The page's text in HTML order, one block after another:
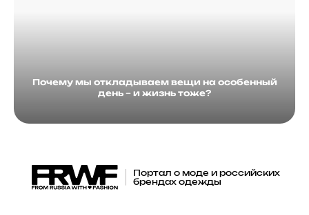
Почему мы откладываем вещи на особенный
день – и жизнь тоже?
Портал о моде и российских
брендах одежды